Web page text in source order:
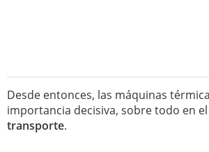
Desde entonces, las máquinas
importancia decisiva, sobre todo en
transporte.